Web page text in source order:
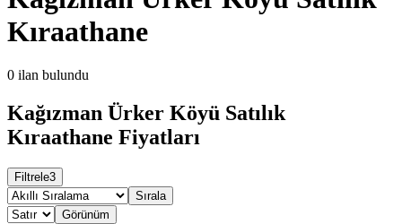
Kıraathane
0 ilan bulundu
Kağızman Ürker Köyü Satılık
Kıraathane Fiyatları
Filtrele3
Sırala
Görünüm